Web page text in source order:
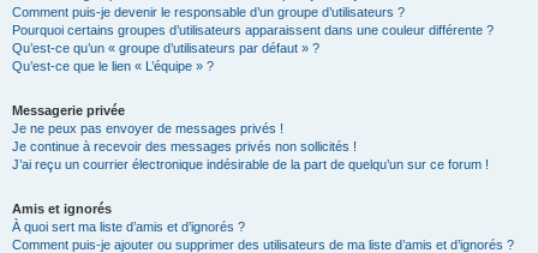
Comment puis-je devenir le responsable d’un groupe d’utilisateurs ?
Pourquoi certains groupes d’utilisateurs apparaissent dans une couleur différente ?
Qu’est-ce qu’un « groupe d’utilisateurs par défaut » ?
Qu’est-ce que le lien « L’équipe » ?
Messagerie privée
Je ne peux pas envoyer de messages privés !
Je continue à recevoir des messages privés non sollicités !
J’ai reçu un courrier électronique indésirable de la part de quelqu’un sur ce forum !
Amis et ignorés
À quoi sert ma liste d’amis et d’ignorés ?
Comment puis-je ajouter ou supprimer des utilisateurs de ma liste d’amis et d’ignorés ?